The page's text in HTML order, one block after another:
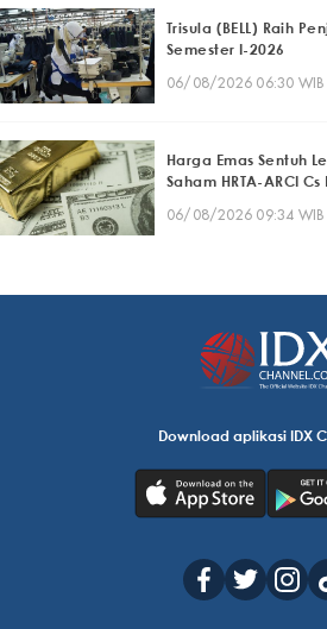
Trisula (BELL) Raih
Semester I-2026
06/08/2026 06:30 WIB
Harga Emas Sentuh
Saham HRTA-ARCI
06/08/2026 09:34 WIB
Download aplikasi IDX